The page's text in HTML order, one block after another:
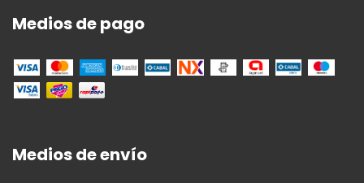
Medios de pago
Medios de envío